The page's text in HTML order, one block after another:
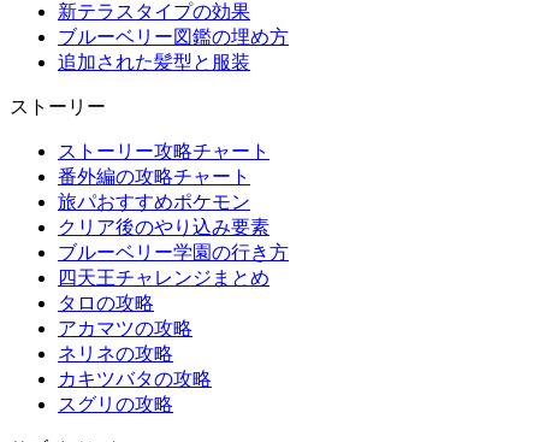
新テラスタイプの効果
ブルーベリー図鑑の埋め方
追加された髪型と服装
ストーリー
ストーリー攻略チャート
番外編の攻略チャート
旅パおすすめポケモン
クリア後のやり込み要素
ブルーベリー学園の行き方
四天王チャレンジまとめ
タロの攻略
アカマツの攻略
ネリネの攻略
カキツバタの攻略
スグリの攻略